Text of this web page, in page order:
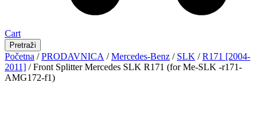
Cart
Pretraži
Početna /PRODAVNICA /Mercedes-Benz / SLK /R171 [2004-
2011] / Front Splitter Mercedes SLK R171 (for Me-SLK -r171-
AMG172-f1)